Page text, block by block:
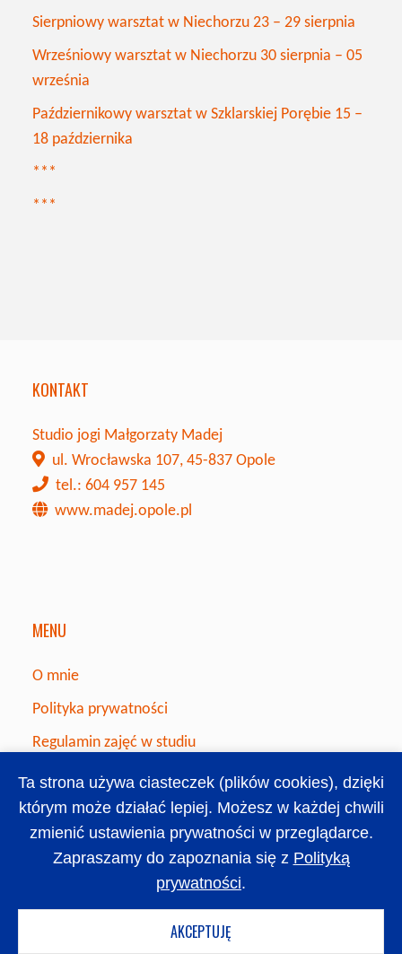
Sierpniowy warsztat w Niechorzu 23 – 29 sierpnia
Wrześniowy warsztat w Niechorzu 30 sierpnia – 05
września
Październikowy warsztat w Szklarskiej Porębie 15 –
18 października
***
***
KONTAKT
Studio jogi Małgorzaty Madej
ul. Wrocławska 107, 45-837 Opole
tel.: 604 957 145
www.madej.opole.pl
MENU
O mnie
Polityka prywatności
Regulamin zajęć w studiu
©2026 Studio jogi Małgorzaty Madej
Ta strona używa ciasteczek (plików cookies), dzięki
którym może działać lepiej. Możesz w każdej chwili
zmienić ustawienia prywatności w przeglądarce.
Zapraszamy do zapoznania się z Polityką
prywatności.
AKCEPTUJĘ